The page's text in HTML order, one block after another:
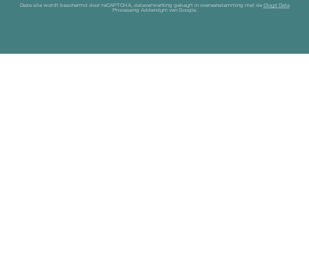
Deze site wordt beschermd door reCAPTCHA, dataverwerking gebeurt in overeenstemming met de Cloud Data
Processing Addendumvan Google.